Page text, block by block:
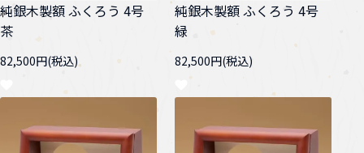
純銀木製額 ふくろう 4号
茶
82,500円(税込)
純銀木製額 ふくろう 4号
緑
82,500円(税込)